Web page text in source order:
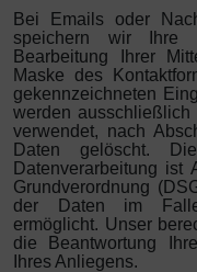
Bei Emails oder
speichern wir Ihre
Bearbeitung Ihrer
Maske des
gekennzeichneten
werden ausschließlich
verwendet, nach
Daten gelöscht.
Datenverarbeitung
Grundverordnung
der Daten im
ermöglicht. Unser
die Beantwortung
Ihres Anliegens.